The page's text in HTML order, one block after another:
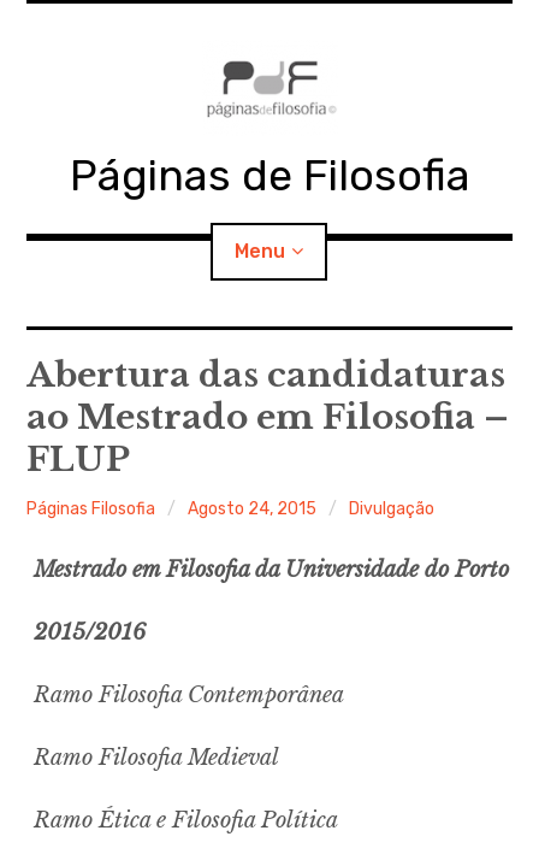
Páginas de Filosofia
Menu
PdF child
menu
SECÇÕES child
menu
MATERIAIS
Abertura das candidaturas
ao Mestrado em Filosofia –
FLUP
Páginas Filosofia Agosto 24, 2015 Divulgação
Mestrado em Filosofia da Universidade do Porto
2015/2016
Ramo Filosofia Contemporânea
Ramo Filosofia Medieval
Ramo Ética e Filosofia Política